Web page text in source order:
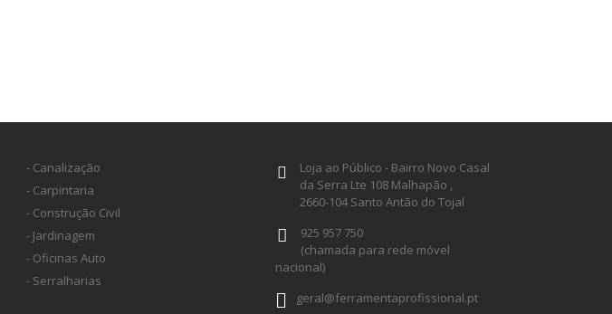
- Canalização
- Carpintaria
- Construção Civil
- Jardinagem
- Oficinas Auto
- Serralharias
Loja ao Público - Bairro Novo Casal
da Serra Lte 108 Malhapão ,
2660-104 Santo Antão do Tojal
925 957 750
(chamada para rede móvel
nacional)
geral@ferramentaprofissional.pt